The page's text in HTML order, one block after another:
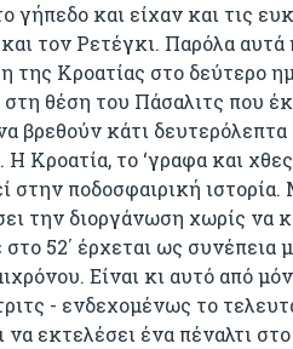
γήπεδο και είχαν και τις
τον Ρετέγκι. Παρόλα
της Κροατίας στο δεύτερο
θέση του Πάσαλιτς που
βρεθούν κάτι
Η Κροατία, το ‘γραφα και
στην ποδοσφαιρική
την διοργάνωση χωρίς να
52΄ έρχεται ως συνέπεια
Είναι κι αυτό από
- ενδεχομένως το
να εκτελέσει ένα πέναλτι